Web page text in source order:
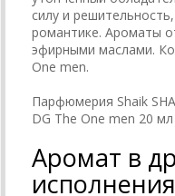
силу и
романтике. Ароматы
эфирными маслами.
One men.
Парфюмерия Shaik
DG The One men 20 мл
Аромат в
исполнения